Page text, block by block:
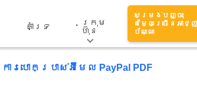
គាំទ្រ
ក្រុម
ហ៊ុន
សម្រង់បញ្ចុះ
តម្លៃច្រើនអាជ្ញា
ប័ណ្ណ
ការបោកប្រាស់អ៊ីមែល PayPal PDF